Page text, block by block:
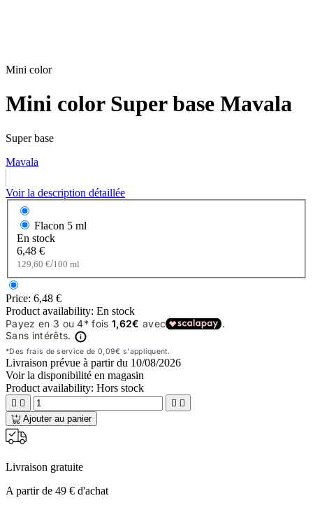
Mini color
Mini color Super base Mavala
Super base
Mavala
Voir la description détaillée
Flacon 5 ml
En stock
6,48 €
129,60 €/100 ml
Price: 6,48 €
Product availability: En stock
Livraison prévue à partir du 10/08/2026
Voir la disponibilité en magasin
Product availability: Hors stock
   
Ajouter au panier
Livraison gratuite
A partir de 49 € d'achat